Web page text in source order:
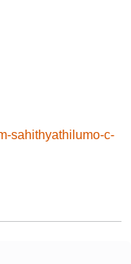
sahithyathilumo-c-